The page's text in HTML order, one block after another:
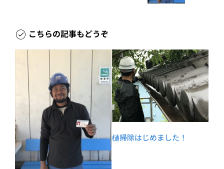
こちらの記事もどうぞ
樋掃除はじめました！